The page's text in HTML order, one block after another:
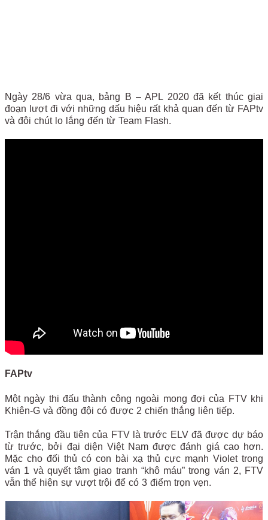
Ngày 28/6 vừa qua, bảng B – APL 2020 đã kết thúc giai
đoạn lượt đi với những dấu hiệu rất khả quan đến từ FAPtv
và đôi chút lo lắng đến từ Team Flash.
FAPtv
Một ngày thi đấu thành công ngoài mong đợi của FTV khi
Khiên-G và đồng đội có được 2 chiến thắng liên tiếp.
Trận thắng đầu tiên của FTV là trước ELV đã được dự báo
từ trước, bởi đại diện Việt Nam được đánh giá cao hơn.
Mặc cho đối thủ có con bài xạ thủ cực mạnh Violet trong
ván 1 và quyết tâm giao tranh “khô máu” trong ván 2, FTV
vẫn thể hiện sự vượt trội để có 3 điểm trọn vẹn.